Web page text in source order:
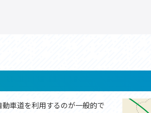
車道を利用するのが一般的で